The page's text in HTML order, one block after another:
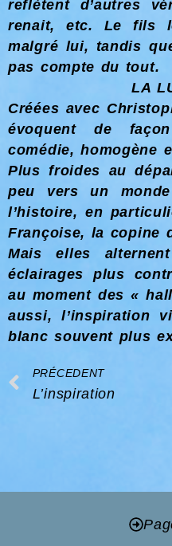
reflètent d’autres
renait, etc. Le fils
malgré lui, tandis
pas compte du tout.
LA
Créées avec
évoquent de
comédie, homogène
Plus froides au
peu vers un
l’histoire, en
Françoise, la copine
Mais elles
éclairages plus
au moment des «
aussi, l’inspiration
blanc souvent plus
Prev
PRÉCEDENT
L’inspiration